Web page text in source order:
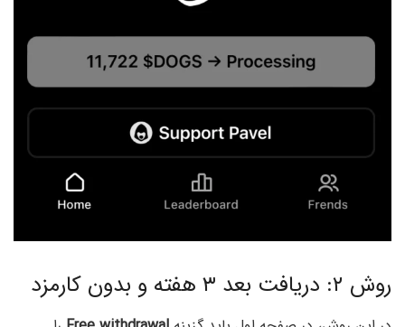
روش ۲: دریافت بعد ۳ هفته و بدون کارمزد